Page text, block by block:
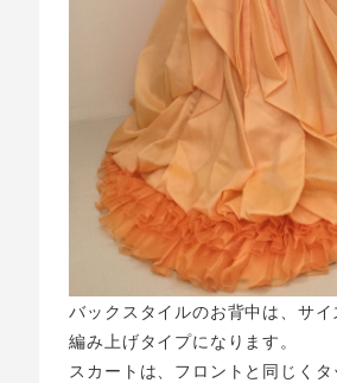
バックスタイルのお背中は、サ
編み上げタイプになります。
スカートは、フロントと同じくタ